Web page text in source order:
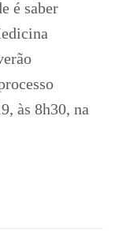
é saber
às 8h30, na